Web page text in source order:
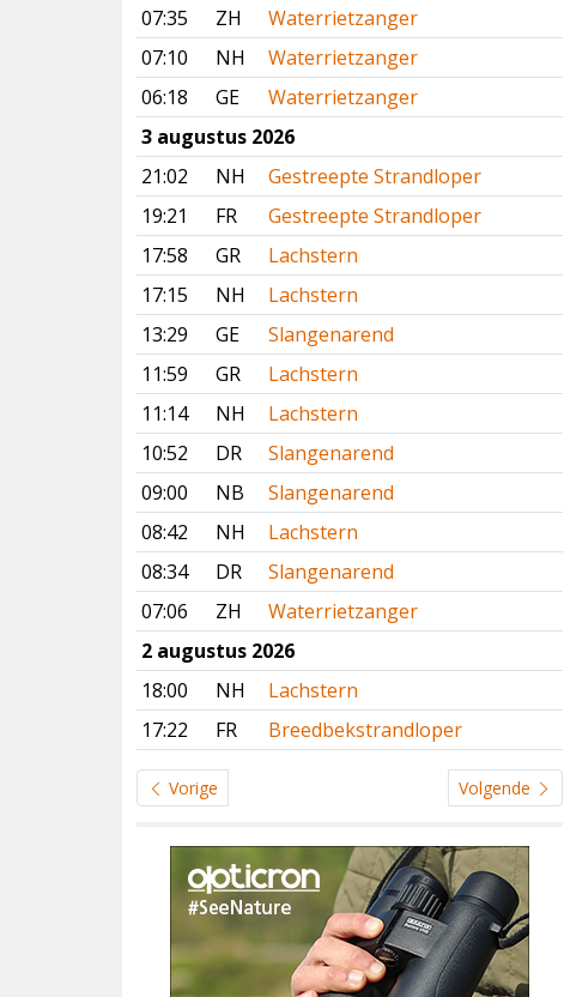
07:35
ZH
Waterrietzanger
07:10
NH
Waterrietzanger
06:18
GE
Waterrietzanger
3 augustus 2026
21:02
NH
Gestreepte Strandloper
19:21
FR
Gestreepte Strandloper
17:58
GR
Lachstern
17:15
NH
Lachstern
13:29
GE
Slangenarend
11:59
GR
Lachstern
11:14
NH
Lachstern
10:52
DR
Slangenarend
09:00
NB
Slangenarend
08:42
NH
Lachstern
08:34
DR
Slangenarend
07:06
ZH
Waterrietzanger
2 augustus 2026
18:00
NH
Lachstern
17:22
FR Breedbekstrandloper
Vorige Volgende